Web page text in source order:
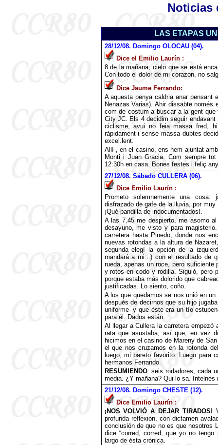
Noticias
LAS ETAPAS
28/12/08. Domingo OLOCAU (04).
Dice el Emilio Laurín :
8 de la mañana; cielo que se está
Con todo el dolor de mi corazón, no
Dice Jaume Ferrando:
A aquesta penya caldria anar pensant
Nenazas Varias). Ahir dissabte
com de costum a buscar a la gent
City JC. Els 4 decidim seguir
ciclisme, avui no feia massa fred,
ràpidament i sense massa dubtes
excel.lent.
Allí , en el casino, ens hem ajuntat
Monti i Juan Gracia. Com sempre
12:30h en casa. Bones festes i feliç
27/12/08. Sábado CULLERA (06).
Dice Emilio Laurín :
Prometo solemnemente una cosa:
disfrazado de gafe de la lluvia, por
¡Qué pandilla de indocumentados!.
A las 7.45 me despierto, me asomo
desayuno, me visto y para
carretera hasta Pinedo, donde nos
nuevas rotondas a la altura de
segunda elegí la opción de la
mandará a mi...) con el resultado de
rueda, apenas un roce, pero
y rotos en codo y rodilla. Siguió, pero
porque estaba más dolorido que
justificadas. Lo siento, coño.
A los que quedamos se nos unió en
después de decirnos que su hijo
uniforme- y que éste era un tío
para él. Dados están.
Al llegar a Cullera la carretera
rata que asustaba, así que, en vez
hicimos en el casino de Mareny de
el que nos cruzamos en la rotonda
luego, mi bareto favorito. Luego para
hermanos Ferrando.
RESUMIENDO: seis rodadores, cada
media. ¿Y mañana? Qui lo sa.
21/12/08. Domingo CHESTE (12).
Dice Emilio Laurín :
¡NOS VOLVIÓ A DEJAR TIRADOS!
profunda reflexión, con dictamen
conclusión de que no es que nosotros
dice “corred, corred, que yo no tengo
largo de ésta crónica.